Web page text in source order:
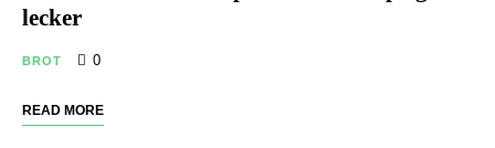
lecker
BROT 0
READ MORE